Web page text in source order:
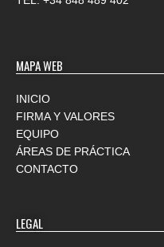
MAPA WEB
INICIO
FIRMA Y VALORES
EQUIPO
ÁREAS DE PRÁCTICA
CONTACTO
LEGAL